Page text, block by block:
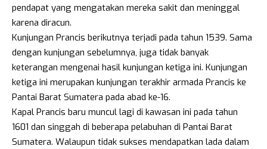
pendapat yang mengatakan mereka sakit dan meninggal
karena diracun.
Kunjungan Prancis berikutnya terjadi pada tahun 1539. Sama
dengan kunjungan sebelumnya, juga tidak banyak
keterangan mengenai hasil kunjungan ketiga ini. Kunjungan
ketiga ini merupakan kunjungan terakhir armada Prancis ke
Pantai Barat Sumatera pada abad ke-16.
Kapal Prancis baru muncul lagi di kawasan ini pada tahun
1601 dan singgah di beberapa pelabuhan di Pantai Barat
Sumatera. Walaupun tidak sukses mendapatkan lada dalam